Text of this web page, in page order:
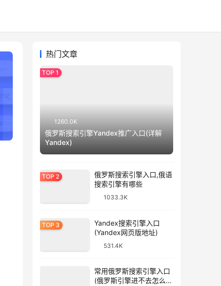
热门文章
1260.0K
俄罗斯搜索引擎Yandex推广入口(详解
Yandex)
俄罗斯搜索引擎入口,俄语
搜索引擎有哪些
1033.3K
Yandex搜索引擎入口
(Yandex网页版地址)
531.4K
常用俄罗斯搜索引擎入口
(俄罗斯引擎进不去怎么